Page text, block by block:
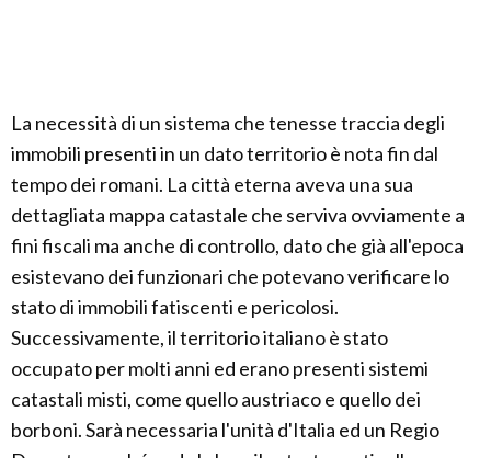
La necessità di un sistema che tenesse traccia degli
immobili presenti in un dato territorio è nota fin dal
tempo dei romani. La città eterna aveva una sua
dettagliata mappa catastale che serviva ovviamente a
fini fiscali ma anche di controllo, dato che già all'epoca
esistevano dei funzionari che potevano verificare lo
stato di immobili fatiscenti e pericolosi.
Successivamente, il territorio italiano è stato
occupato per molti anni ed erano presenti sistemi
catastali misti, come quello austriaco e quello dei
borboni. Sarà necessaria l'unità d'Italia ed un Regio